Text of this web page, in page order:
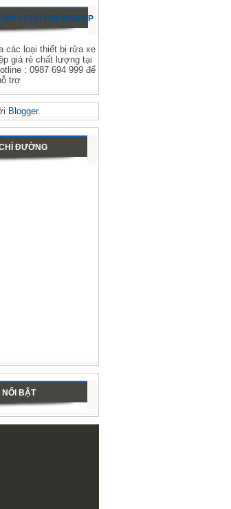
MÁY CHUYÊN NGHIỆP
các loại thiết bị rửa xe
giá rẻ chất lượng tại
: 0987 694 999 để
trợ
Blogger.
ĐƯỜNG
BẬT